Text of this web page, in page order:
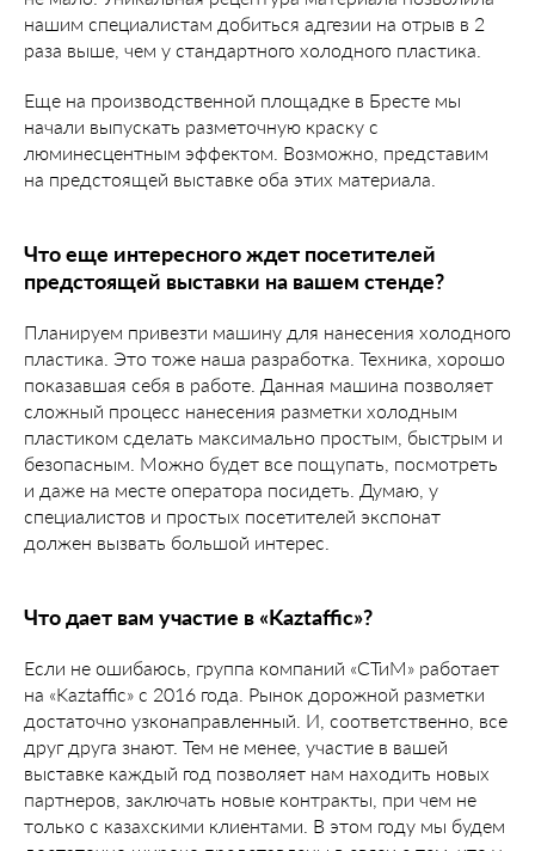
нашим специалистам добиться адгезии на отрыв в 2
раза выше, чем у стандартного холодного пластика.
Еще на производственной площадке в Бресте мы
начали выпускать разметочную краску с
люминесцентным эффектом. Возможно, представим
на предстоящей выставке оба этих материала.
Что еще интересного ждет посетителей
предстоящей выставки на вашем стенде?
Планируем привезти машину для нанесения холодного
пластика. Это тоже наша разработка. Техника, хорошо
показавшая себя в работе. Данная машина позволяет
сложный процесс нанесения разметки холодным
пластиком сделать максимально простым, быстрым и
безопасным. Можно будет все пощупать, посмотреть
и даже на месте оператора посидеть. Думаю, у
специалистов и простых посетителей экспонат
должен вызвать большой интерес.
Что дает вам участие в «Kaztaffic»?
Если не ошибаюсь, группа компаний «СТиМ» работает
на «Kaztaffic» с 2016 года. Рынок дорожной разметки
достаточно узконаправленный. И, соответственно, все
друг друга знают. Тем не менее, участие в вашей
выставке каждый год позволяет нам находить новых
партнеров, заключать новые контракты, при чем не
только с казахскими клиентами. В этом году мы будем